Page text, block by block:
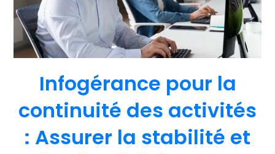
Infogérance pour la
continuité des activités
: Assurer la stabilité et